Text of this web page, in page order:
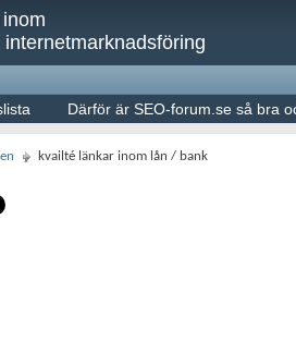
Därför är SEO-forum.se så bra
kvailté länkar inom lån / bank